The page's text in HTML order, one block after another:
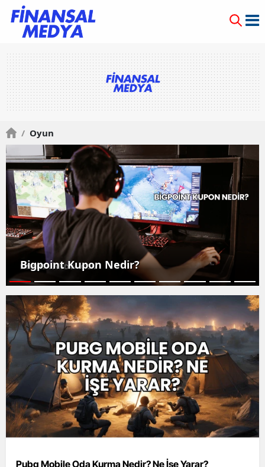
/ Oyun
Bigpoint Kupon Nedir?
Pubg Mobile Oda Kurma Nedir? Ne İşe Yarar?